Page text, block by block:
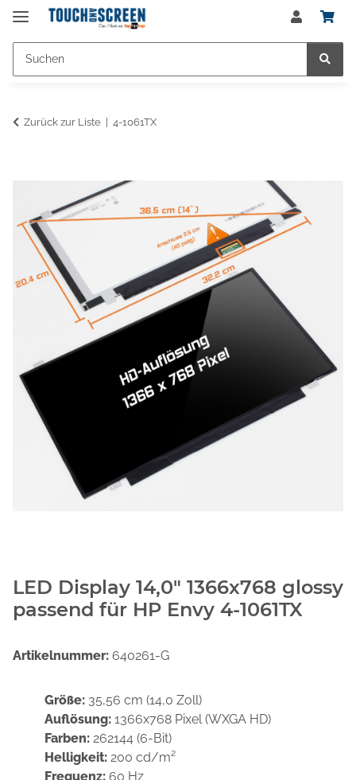
Zurück zur Liste 4-1061TX
LED Display 14,0" 1366x768 glossy
passend für HP Envy 4-1061TX
Artikelnummer: 640261-G
Größe: 35,56 cm (14,0 Zoll)
Auflösung: 1366x768 Pixel (WXGA HD)
Farben: 262144 (6-Bit)
Helligkeit: 200 cd/m²
Frequenz: 60 Hz